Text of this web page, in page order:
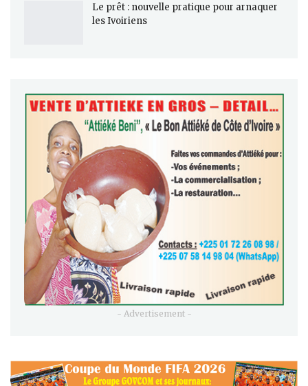
Le prêt : nouvelle pratique pour arnaquer
les Ivoiriens
- Advertisement -